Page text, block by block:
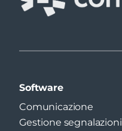
Software
Comunicazione
Gestione segnalazioni